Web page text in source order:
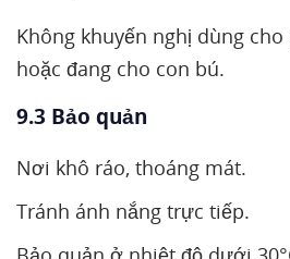
Không khuyến nghị dùng
hoặc đang cho con bú.
9.3 Bảo quản
Nơi khô ráo, thoáng mát.
Tránh ánh nắng trực tiếp.